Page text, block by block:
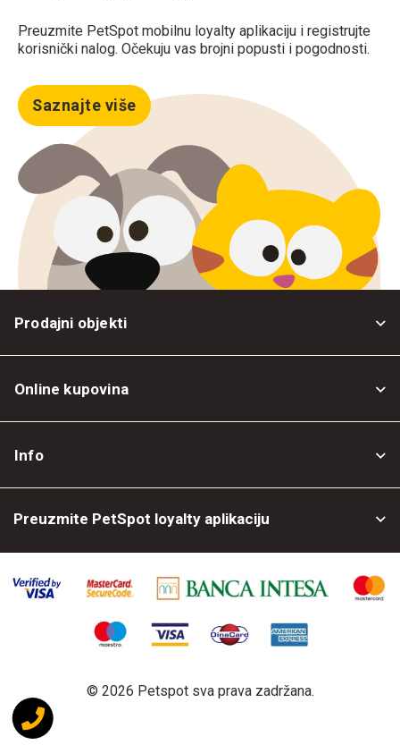
Preuzmite PetSpot mobilnu loyalty aplikaciju i registrujte
korisnički nalog. Očekuju vas brojni popusti i pogodnosti.
Saznajte više
Prodajni objekti
Online kupovina
Info
Preuzmite PetSpot loyalty aplikaciju
© 2026 Petspot sva prava zadržana.